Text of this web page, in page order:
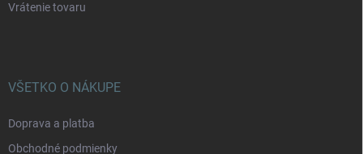
Vrátenie tovaru
VŠETKO O NÁKUPE
Doprava a platba
Obchodné podmienky